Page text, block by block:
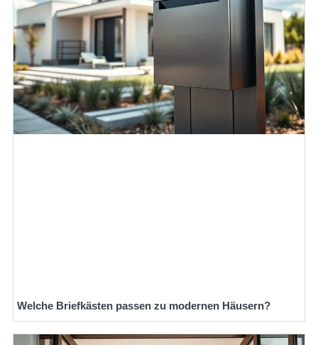
Welche Briefkästen passen zu modernen Häusern?